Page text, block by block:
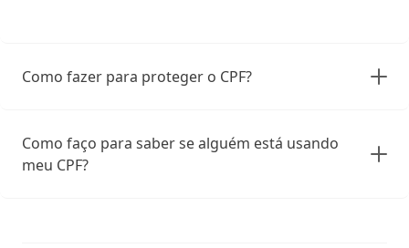
Como fazer para proteger o CPF?
Como faço para saber se alguém está usando
meu CPF?